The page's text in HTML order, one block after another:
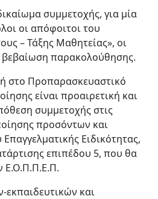
συμμετοχής, για μία
οι απόφοιτοι του
– Τάξης Μαθητείας», οι
βεβαίωση παρακολούθησης.
στο Προπαρασκευαστικό
είναι προαιρετική και
συμμετοχής στις
προσόντων και
Ειδικότητας,
επιπέδου 5, που θα
Ε.Ο.Π.Π.Ε.Π.
και